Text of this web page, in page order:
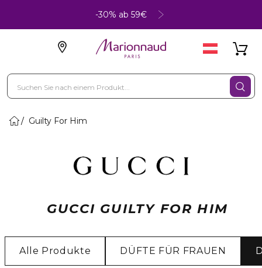
-30% ab 59€
Guilty For Him
GUCCI GUILTY FOR HIM
Alle Produkte DÜFTE FÜR FRAUEN